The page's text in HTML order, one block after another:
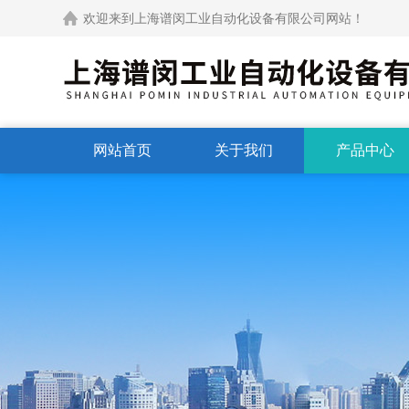
欢迎来到上海谱闵工业自动化设备有限公司网站！
网站首页 关于我们 产品中心